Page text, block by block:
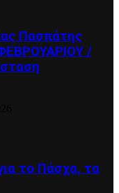
Πασπάτης
/
το Πάσχα, τα